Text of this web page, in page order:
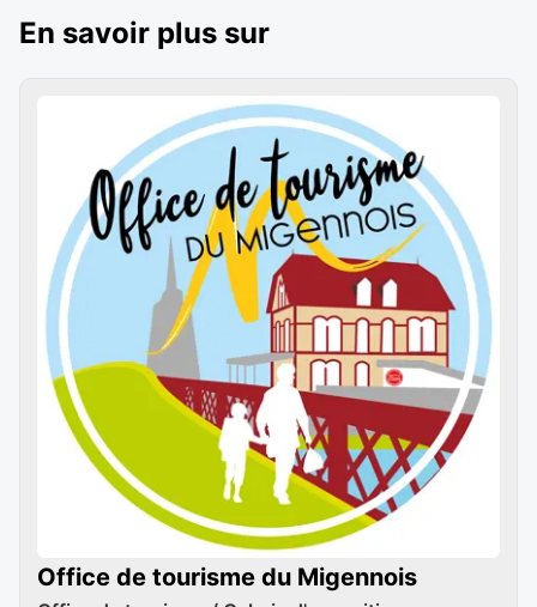
En savoir plus sur
Office de tourisme du Migennois